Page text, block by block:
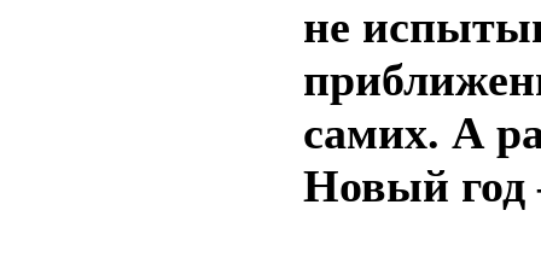
не
самих. А
Новый год